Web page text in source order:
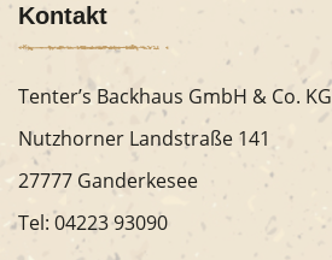
Kontakt
Tenter’s Backhaus GmbH & Co. KG
Nutzhorner Landstraße 141
27777 Ganderkesee
Tel: 04223 93090